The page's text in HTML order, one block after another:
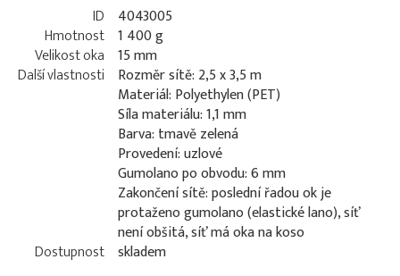
ID
4043005
Hmotnost 1 400 g
Velikost oka 15 mm
Další vlastnosti
Rozměr sítě: 2,5 x 3,5 m
Materiál: Polyethylen (PET)
Síla materiálu: 1,1 mm
Barva: tmavě zelená
Provedení: uzlové
Gumolano po obvodu: 6 mm
Zakončení sítě: poslední řadou ok je
protaženo gumolano (elastické lano), síť
není obšitá, síť má oka na koso
Dostupnost skladem